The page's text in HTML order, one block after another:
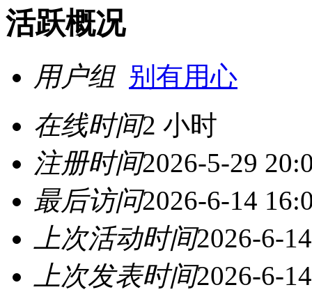
活跃概况
用户组 别有用心
在线时间2 小时
注册时间2026-5-29
最后访问2026-6-14
上次活动时间2026-6-
上次发表时间2026-6-